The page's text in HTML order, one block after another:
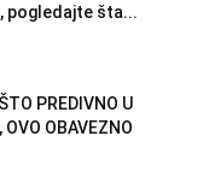
pogledajte šta...
PREDIVNO U
OVO OBAVEZNO